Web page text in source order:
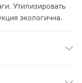
Утилизировать
экологична.